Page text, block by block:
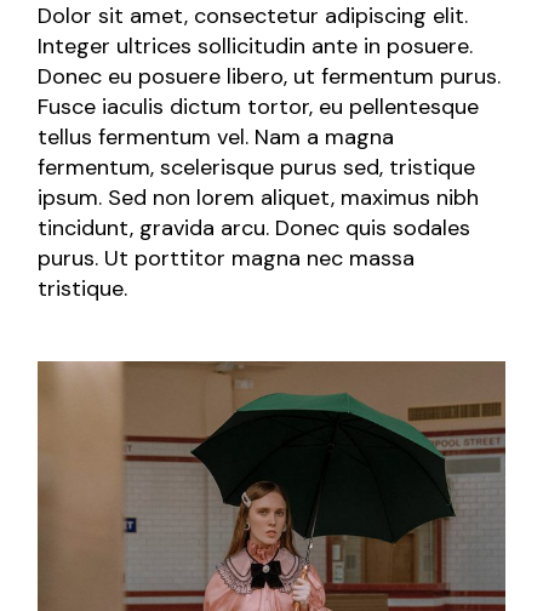
Dolor sit amet, consectetur adipiscing elit.
Integer ultrices sollicitudin ante in posuere.
Donec eu posuere libero, ut fermentum purus.
Fusce iaculis dictum tortor, eu pellentesque
tellus fermentum vel. Nam a magna
fermentum, scelerisque purus sed, tristique
ipsum. Sed non lorem aliquet, maximus nibh
tincidunt, gravida arcu. Donec quis sodales
purus. Ut porttitor magna nec massa
tristique.